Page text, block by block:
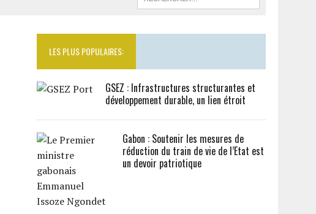
LES PLUS POPULAIRES:
GSEZ : Infrastructures structurantes et
développement durable, un lien étroit
Gabon : Soutenir les mesures de
réduction du train de vie de l’Etat est
un devoir patriotique